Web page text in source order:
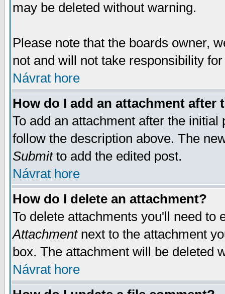
may be deleted without warning.
Please note that the boards owner,
not and will not take responsibility
Návrat hore
How do I add an attachment after
To add an attachment after the
follow the description above. The
Submitto add the edited post.
Návrat hore
How do I delete an attachment?
To delete attachments you'll need
Attachmentnext to the attachment
box. The attachment will be deleted
Návrat hore